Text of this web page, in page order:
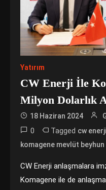
Yatırım
CW Enerji İle
Milyon Dolarlık
18 Haziran 2024
0 Tagged cw
komagene mevlüt
CW Enerji anlaşmalara
Komagene ile de